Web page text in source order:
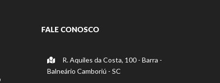
FALE CONOSCO
R. Aquiles da Costa, 100 - Barra -
Balneário Camboriú - SC